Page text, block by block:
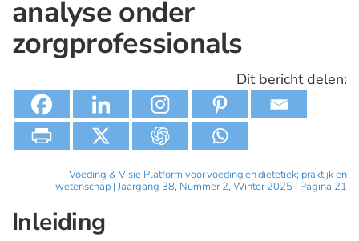
analyse onder
zorgprofessionals
Dit bericht delen:
Voeding & Visie Platform voor voeding en diëtetiek; praktijk en
wetenschap | Jaargang 38, Nummer 2, Winter 2025 | Pagina 21
Inleiding